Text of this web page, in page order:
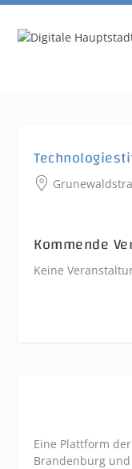
Kommende
Keine
Eine Plattform der
Brandenburg